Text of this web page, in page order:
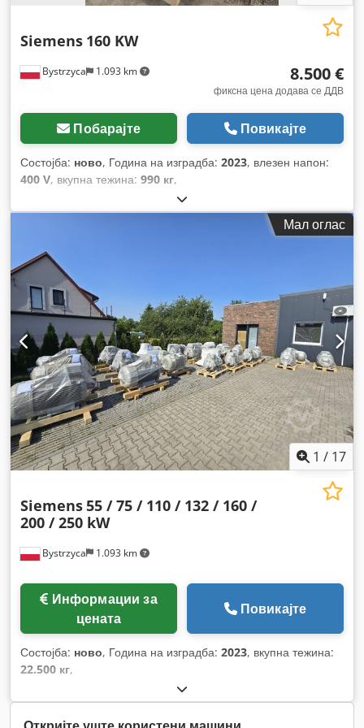
Bystrzyca 1.093 km
Siemens 160 KW
8.500 €
фиксна цена додава се ДДВ
Побарајте Повикајте
Состојба: ново, Година на изградба: 2023, влезен напон:
400 V, вкупна тежина: 990 кг,
Мал оглас
1 / 17
Bystrzyca 1.093 km
Siemens55 / 75 / 110 / 132 / 160 /
200 / 250 kW
цената
Повикајте
Состојба: ново, Година на изградба: 2023, вкупна тежина:
22.500 кг,